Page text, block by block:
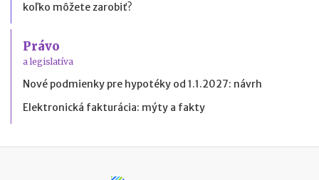
koľko môžete zarobiť?
Právo
a legislatíva
Nové podmienky pre hypotéky od 1.1.2027: návrh
Elektronická fakturácia: mýty a fakty